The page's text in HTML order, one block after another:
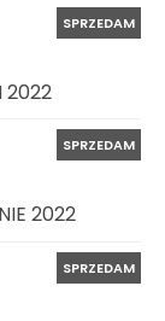
SPRZEDAM
2022
SPRZEDAM
2022
SPRZEDAM